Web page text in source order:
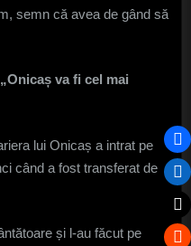
semn că avea de gând să
va fi cel mai
lui Onicaș a intrat pe
când a fost transferat de
și l-au făcut pe